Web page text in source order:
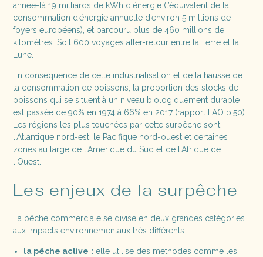
année-là 19 milliards de kWh d'énergie (l’équivalent de la
consommation d’énergie annuelle d’environ 5 millions de
foyers européens), et parcouru plus de 460 millions de
kilomètres. Soit 600 voyages aller-retour entre la Terre et la
Lune.
En conséquence de cette industrialisation et de la hausse de
la consommation de poissons, la proportion des stocks de
poissons qui se situent à un niveau biologiquement durable
est passée de 90% en 1974 à 66% en 2017 (rapport FAO p.50).
Les régions les plus touchées par cette surpêche sont
l'Atlantique nord-est, le Pacifique nord-ouest et certaines
zones au large de l'Amérique du Sud et de l'Afrique de
l'Ouest.
Les enjeux de la surpêche
La pêche commerciale se divise en deux grandes catégories
aux impacts environnementaux très différents :
la pêche active : elle utilise des méthodes comme les